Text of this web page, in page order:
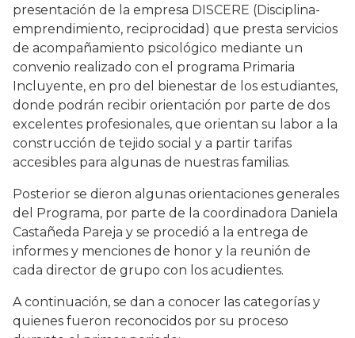
presentación de la empresa DISCERE (Disciplina-
emprendimiento, reciprocidad) que presta servicios
de acompañamiento psicológico mediante un
convenio realizado con el programa Primaria
Incluyente, en pro del bienestar de los estudiantes,
donde podrán recibir orientación por parte de dos
excelentes profesionales, que orientan su labor a la
construcción de tejido social y a partir tarifas
accesibles para algunas de nuestras familias.
Posterior se dieron algunas orientaciones generales
del Programa, por parte de la coordinadora Daniela
Castañeda Pareja y se procedió a la entrega de
informes y menciones de honor y la reunión de
cada director de grupo con los acudientes.
A continuación, se dan a conocer las categorías y
quienes fueron reconocidos por su proceso